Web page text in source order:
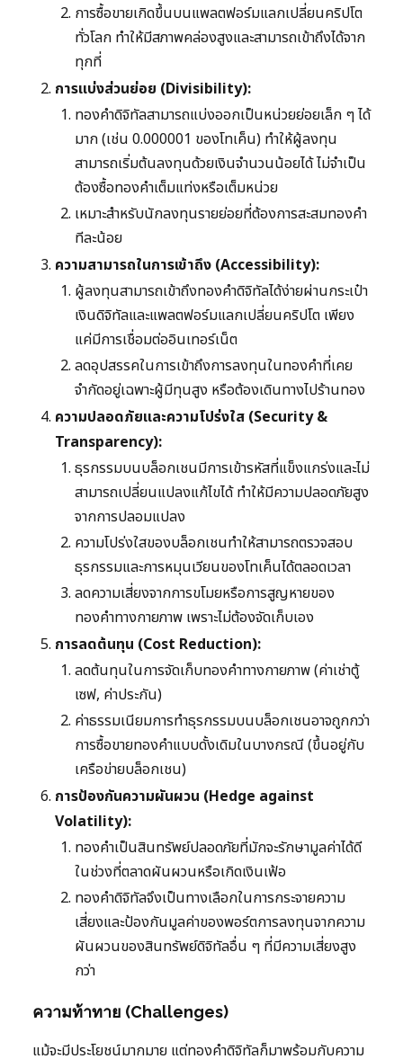
การซื้อขายเกิดขึ้นบนแพลตฟอร์มแลกเปลี่ยนคริปโต
ทั่วโลก ทำให้มีสภาพคล่องสูงและสามารถเข้าถึงได้จาก
ทุกที่
การแบ่งส่วนย่อย (Divisibility):
ทองคำดิจิทัลสามารถแบ่งออกเป็นหน่วยย่อยเล็ก ๆ ได้
มาก (เช่น 0.000001 ของโทเค็น) ทำให้ผู้ลงทุน
สามารถเริ่มต้นลงทุนด้วยเงินจำนวนน้อยได้ ไม่จำเป็น
ต้องซื้อทองคำเต็มแท่งหรือเต็มหน่วย
เหมาะสำหรับนักลงทุนรายย่อยที่ต้องการสะสมทองคำ
ทีละน้อย
ความสามารถในการเข้าถึง (Accessibility):
ผู้ลงทุนสามารถเข้าถึงทองคำดิจิทัลได้ง่ายผ่านกระเป๋า
เงินดิจิทัลและแพลตฟอร์มแลกเปลี่ยนคริปโต เพียง
แค่มีการเชื่อมต่ออินเทอร์เน็ต
ลดอุปสรรคในการเข้าถึงการลงทุนในทองคำที่เคย
จำกัดอยู่เฉพาะผู้มีทุนสูง หรือต้องเดินทางไปร้านทอง
ความปลอดภัยและความโปร่งใส (Security &
Transparency):
ธุรกรรมบนบล็อกเชนมีการเข้ารหัสที่แข็งแกร่งและไม่
สามารถเปลี่ยนแปลงแก้ไขได้ ทำให้มีความปลอดภัยสูง
จากการปลอมแปลง
ความโปร่งใสของบล็อกเชนทำให้สามารถตรวจสอบ
ธุรกรรมและการหมุนเวียนของโทเค็นได้ตลอดเวลา
ลดความเสี่ยงจากการขโมยหรือการสูญหายของ
ทองคำทางกายภาพ เพราะไม่ต้องจัดเก็บเอง
การลดต้นทุน (Cost Reduction):
ลดต้นทุนในการจัดเก็บทองคำทางกายภาพ (ค่าเช่าตู้
เซฟ, ค่าประกัน)
ค่าธรรมเนียมการทำธุรกรรมบนบล็อกเชนอาจถูกกว่า
การซื้อขายทองคำแบบดั้งเดิมในบางกรณี (ขึ้นอยู่กับ
เครือข่ายบล็อกเชน)
การป้องกันความผันผวน (Hedge against
Volatility):
ทองคำเป็นสินทรัพย์ปลอดภัยที่มักจะรักษามูลค่าได้ดี
ในช่วงที่ตลาดผันผวนหรือเกิดเงินเฟ้อ
ทองคำดิจิทัลจึงเป็นทางเลือกในการกระจายความ
เสี่ยงและป้องกันมูลค่าของพอร์ตการลงทุนจากความ
ผันผวนของสินทรัพย์ดิจิทัลอื่น ๆ ที่มีความเสี่ยงสูง
กว่า
ความท้าทาย (Challenges)
แม้จะมีประโยชน์มากมาย แต่ทองคำดิจิทัลก็มาพร้อมกับความ